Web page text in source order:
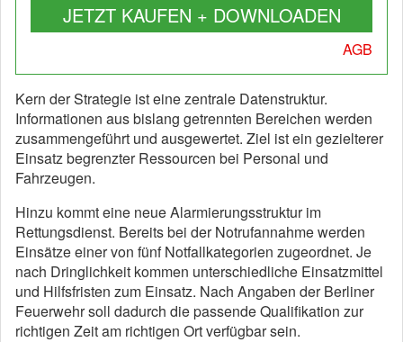
JETZT KAUFEN + DOWNLOADEN
AGB
Kern der Strategie ist eine zentrale Datenstruktur.
Informationen aus bislang getrennten Bereichen werden
zusammengeführt und ausgewertet. Ziel ist ein gezielterer
Einsatz begrenzter Ressourcen bei Personal und
Fahrzeugen.
Hinzu kommt eine neue Alarmierungsstruktur im
Rettungsdienst. Bereits bei der Notrufannahme werden
Einsätze einer von fünf Notfallkategorien zugeordnet. Je
nach Dringlichkeit kommen unterschiedliche Einsatzmittel
und Hilfsfristen zum Einsatz. Nach Angaben der Berliner
Feuerwehr soll dadurch die passende Qualifikation zur
richtigen Zeit am richtigen Ort verfügbar sein.